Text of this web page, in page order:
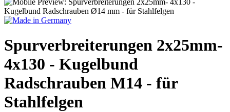
Spurverbreiterungen 2x25mm-
4x130 - Kugelbund
Radschrauben M14 - für
Stahlfelgen